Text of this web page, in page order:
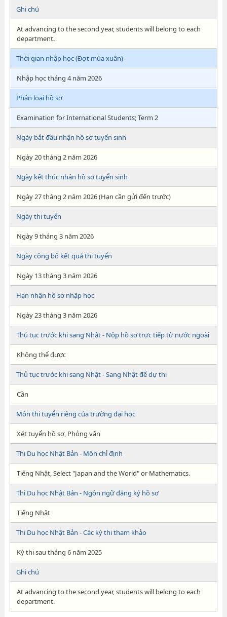
Ghi chú
At advancing to the second year, students will belong to each
department.
Thời gian nhập học (Đợt mùa xuân)
Nhập học tháng 4 năm 2026
Phân loại hồ sơ
Examination for International Students; Term 2
Ngày bắt đầu nhận hồ sơ tuyển sinh
Ngày 20 tháng 2 năm 2026
Ngày kết thúc nhận hồ sơ tuyển sinh
Ngày 27 tháng 2 năm 2026 (Hạn cần gửi đến trước)
Ngày thi tuyển
Ngày 9 tháng 3 năm 2026
Ngày công bố kết quả thi tuyển
Ngày 13 tháng 3 năm 2026
Hạn nhận hồ sơ nhập học
Ngày 23 tháng 3 năm 2026
Thủ tục trước khi sang Nhật - Nộp hồ sơ trực tiếp từ nước ngoài
Không thể được
Thủ tục trước khi sang Nhật - Sang Nhật để dự thi
Cần
Môn thi tuyển riêng của trường đại học
Xét tuyển hồ sơ, Phỏng vấn
Thi Du học Nhật Bản - Môn chỉ định
Tiếng Nhật, Select "Japan and the World" or Mathematics.
Thi Du học Nhật Bản - Ngôn ngữ đăng ký hồ sơ
Tiếng Nhật
Thi Du học Nhật Bản - Các kỳ thi tham khảo
Kỳ thi sau tháng 6 năm 2025
Ghi chú
At advancing to the second year, students will belong to each
department.